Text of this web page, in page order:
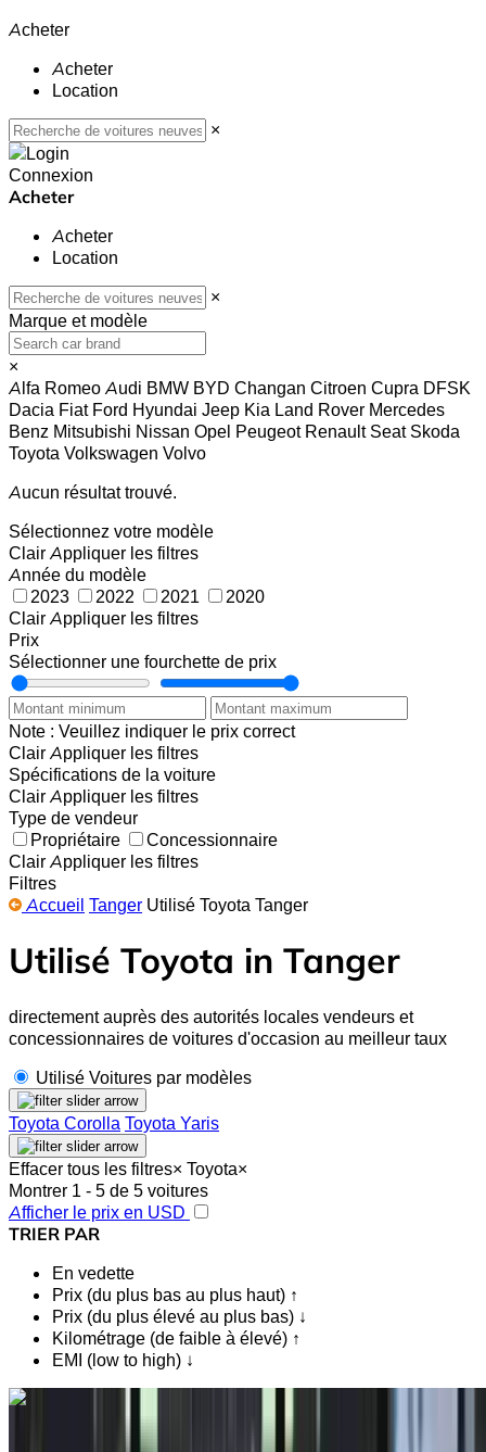
Acheter
Acheter
Location
×
Connexion
Acheter
Acheter
Location
×
Marque et modèle
×
Alfa Romeo Audi BMW BYD Changan Citroen Cupra DFSK
Dacia Fiat Ford Hyundai Jeep Kia Land Rover Mercedes
Benz Mitsubishi Nissan Opel Peugeot Renault Seat Skoda
Toyota Volkswagen Volvo
Aucun résultat trouvé.
Sélectionnez votre modèle
Clair Appliquer les filtres
Année du modèle
2023
2022 2021
2020
Clair Appliquer les filtres
Prix
Sélectionner une fourchette de prix
Note : Veuillez indiquer le prix correct
Clair Appliquer les filtres
Spécifications de la voiture
Clair Appliquer les filtres
Type de vendeur
Propriétaire
Concessionnaire
Clair Appliquer les filtres
Filtres
Accueil Tanger Utilisé Toyota Tanger
Utilisé Toyota in Tanger
directement auprès des autorités locales vendeurs et
concessionnaires de voitures d'occasion au meilleur taux
Utilisé Voitures par modèles
Toyota Corolla Toyota Yaris
Effacer tous les filtres× Toyota×
Montrer 1 - 5 de 5 voitures
Afficher le prix en USD
TRIER PAR
En vedette
Prix (du plus bas au plus haut) ↑
Prix (du plus élevé au plus bas) ↓
Kilométrage (de faible à élevé) ↑
EMI (low to high) ↓
Vous aimez ce que vous voyez ?
Toyota Corolla 1.8 Dynamic+ 2020